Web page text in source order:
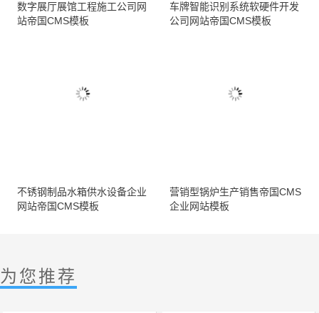
数字展厅展馆工程施工公司网
站帝国CMS模板
车牌智能识别系统软硬件开发
公司网站帝国CMS模板
不锈钢制品水箱供水设备企业
网站帝国CMS模板
营销型锅炉生产销售帝国CMS
企业网站模板
为您推荐